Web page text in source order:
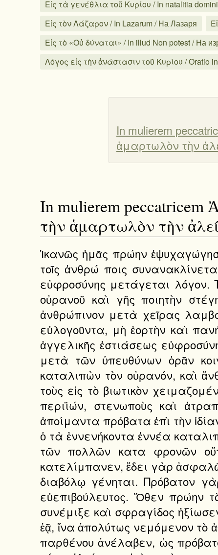
Εἰς τὰ γενέθλια τοῦ Κυρίου / In natalitia
Εἰς τὸν Λάζαρον / In Lazarum / На Лазаря
Εἰς τὸ «Οὐ δύναται» / In illud Non potest / На
Λόγος εἰς τὴν ἀνάστασιν τοῦ Κυρίου / Oratio
In mulierem
ἁμαρτωλὸν τὴν
In mulierem peccatricem
τὴν ἁμαρτωλὸν τὴν
Ἱκανῶς ἡμᾶς πρώην ἐψυχαγώγησεν ὁ Χριστὸς παρὰ Ζακχαίῳ ἑστιώμενος· ὅπου γὰρ Χριστὸς ἑστιᾶται καὶ τοῖς ἀνθρώ ποις συνανακλίνεται καὶ ποτοῦ καὶ τραπέζης ἀπολαύει τῆς ἡμετέρας, πάντα πρὸς τὸν τῆς εὐφροσύνης μετάγεται λόγον. Τίς γὰρ τελωνῶν ἢ πορνῶν καὶ τῶν τὰ ἄρρητα ἐργασαμένων δεινὰ τὸν οὐρανοῦ καὶ γῆς ποιητὴν στέγην ὑπελθόντα τελωνικὴν βλέπων καὶ τὸν τῶν σταχύων δοτῆρα ἄρτον ἀνθρώπινον μετὰ χεῖρας λαμβάνοντα καὶ τὸν τῶν βοτρύων χορηγὸν τῇ κοινωνίᾳ τοῦ ποτοῦ τὰς ληνοὺς εὐλογοῦντα, μὴ ἑορτὴν καὶ πανήγυριν θέσθαι τὸ πρᾶγμα δικαιώσειεν; Αὕτη ἀληθῶς ἑορτή, αὕτη ἀληθῶς ἀγγελικῆς ἑστιάσεως εὐφροσύνη, τὸ τὸν δεσπότην μετὰ δούλων, τὸν θεὸν μετὰ ἀνθρώπων, τὸν δικαστὴν μετὰ τῶν ὑπευθύνων ὁρᾶν κοινῆς ἀπολαύοντα τραπέζης. ∆ιὰ τοῦτο γὰρ ἐπὶ γῆς ἦλθεν οὐκ ἔρημον καταλιπὼν τὸν οὐρανόν, καὶ ἄνθρωπος γέγονεν οὐκ ἀποδὺς τὸ εἶναι θεός, ἵνα καὶ τὴν θάλασσαν πλέων τοὺς εἰς τὸ βιωτικὸν χειμαζομένους πέλαγος ἐκ τοῦ βυθοῦ ἀνασύρῃ τῆς ἁμαρτίας καὶ κώμας καὶ πόλεις περιϊών, στενωποὺς καὶ ἀτραποὺς καὶ δρόμους περιτρέχων τοὺς ἐν ταῖς τριόδοις πλανωμένους ὡς ἀποίμαντα πρόβατα ἐπὶ τὴν ἰδίαν ἐπαναγάγῃ ποίμνην. Αὐτὸς γάρ ἐστιν ὁ τὸ ἀπολωλὸς πρόβατον ἐπιζητῶν, ὁ τὰ ἐννενήκοντα ἐννέα καταλιπὼν καὶ περὶ τὴν τοῦ ἑνὸς παραγε νόμενος ζήτησιν. Ἐζήτει γὰρ τὸ ἓν οὔτε τῶν πολλῶν κατα φρονῶν οὔτε τοῦ πλήθους τὸ ἓν προκρίνων. Ἀλλὰ τὰ μὲν ἐννενήκοντα ἐννέα κατελίμπανεν, ἔδει γὰρ ἀσφαλῶς αὐτὰ ἐν τῇ μάνδρᾳ αὐλίζεσθαι· τὸ δὲ ἓν περιϊὼν ἐζήτει, ἵνα μὴ θοίνη τῷ διαβόλῳ γένηται. Πρόβατον γὰρ ἀποίμαντον θηρσὶν ἕτοιμον δεῖπνον καὶ ψυχὴ ἀσφράγιστος δαίμοσιν εὐεπιβούλευτος. Ὅθεν πρώην τὸν Ζακχαῖον ὡς πρόβατον ἐκ στόματος λύκου ἀφήρπασε καὶ τῇ μάνδρᾳ συνέμιξε καὶ σφραγίδος ἠξίωσεν. Ὡς γὰρ ποιμὴν πρόβατον ἀποπλανηθὲν θηρᾶσαι θέλων χειρόηθες ζῷον ἐᾷ, ἵνα ἀπολύτως νεμόμενον τὸ ἀποπηδῆσαν ἑλκύσῃ θήραμα, οὕτω καὶ ὁ τοῦ θεοῦ λόγος τὴν σάρκα ἣν ἐκ τῆς παρθένου ἀνέλαβεν, ὡς πρόβατον ἐν νομῇ, ἐν τῇ τραπέζῃ Ζακχαίου ἀφῆκεν, ἵνα τῷ κοινῷ τῆς ἑστιάσεως νόμῳ ἑλκύσας αὐτὸν πρὸς συνουσίαν λανθα νόντως τῇ οἰκείᾳ συζεύξῃ ποίμνῃ. Ἀλλὰ τοῦτο μὴ συνιέντες οἱ φαρισαῖοι ἐγόγγυζον ὁρῶντες αὐτὸν μετὰ τελωνῶν ἐσθίοντα. Ἀλλ' ἐκεῖνοι μὲν ὡς ἀσκὸς παλαιὸς διαρρηγνύσθωσαν, οὐ γὰρ δύνανται τὸν νέον τῆς διδασ καλίας δέξασθαι οἶνον· ἡμεῖς δὲ κατόπιν τοῦ φιλανθρώπου βαδίσωμεν ποιμένος. Ὁ γὰρ Ζακχαῖον τὸν τελώνην τῇ λογικῇ τῶν ἀποστόλων συνάψας ποίμνῃ, αὐτὸς καὶ τὴν πόρνην τὴν ἁμαρτωλόν, τὴν μυρίων κακῶν ἐργάτιν, ἐκ τοῦ φάρυγγος τοῦ διαβόλου ὡς ἀμνάδα ἑλκύσας τῇ ἀνεπηρεάστῳ ἀπέδωκεν μάνδρᾳ. Ἵνα δὲ γνῶτε καὶ τοῦ Χριστοῦ τὴν φιλανθρωπίαν καὶ τῶν φαρισαίων τὴν ἀλογίαν καὶ τῆς ἁμαρτωλοῦ τὴν παλινοδίαν, αὐτὰς ὑμῖν τὰς εὐαγγελικὰς παραθήσομαι ῥήσεις· ἐὰν γὰρ τοῦ ὕφους τοῦ ἀναγνώσματος ἐπακούσητε, ῥᾳδίως καὶ τῆς ἑρμηνείας τὴν ἔννοιαν ἀναμάσσεσθε. Ἠρώτησε, φησί, τις τῶν φαρισαίων τὸν Ἰησοῦν, ἵνα φάγῃ μετ' αὐτοῦ. Καὶ εἰσελθὼν εἰς τὸν οἶκον τοῦ φαρισαίου ἀνεκλίθη. Ὢ χάριτος ἀφράστου! Ὢ φιλανθρωπίας ἀρρήτου! Καὶ φαρισαίοις συνεστιᾶται καὶ τελώνας οὐκ ἀποσείεται καὶ πόρνας προσδέχεται καὶ